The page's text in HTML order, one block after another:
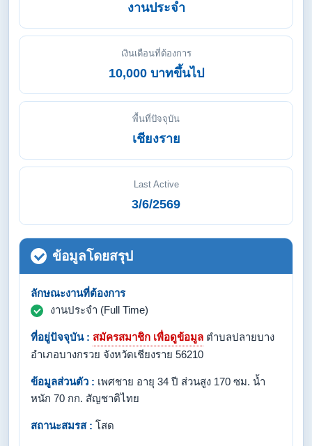
งานประจำ
เงินเดือนที่ต้องการ
10,000 บาทขึ้นไป
พื้นที่ปัจจุบัน
เชียงราย
Last Active
3/6/2569
ข้อมูลโดยสรุป
ลักษณะงานที่ต้องการ
งานประจำ (Full Time)
ที่อยู่ปัจจุบัน : สมัครสมาชิก เพื่อดูข้อมูล ตำบลปลายบาง
อำเภอบางกรวย จังหวัดเชียงราย 56210
ข้อมูลส่วนตัว : เพศชาย อายุ 34 ปี ส่วนสูง 170 ซม. น้ำ
หนัก 70 กก. สัญชาติไทย
สถานะสมรส : โสด